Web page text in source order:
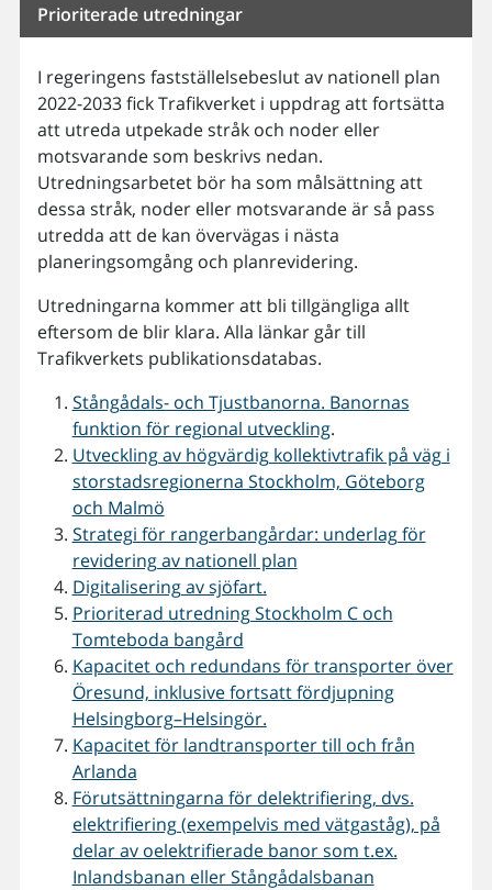
Prioriterade utredningar
I regeringens fastställelsebeslut av nationell plan
2022-2033 fick Trafikverket i uppdrag att fortsätta
att utreda utpekade stråk och noder eller
motsvarande som beskrivs nedan.
Utredningsarbetet bör ha som målsättning att
dessa stråk, noder eller motsvarande är så pass
utredda att de kan övervägas i nästa
planeringsomgång och planrevidering.
Utredningarna kommer att bli tillgängliga allt
eftersom de blir klara. Alla länkar går till
Trafikverkets publikationsdatabas.
Stångådals- och Tjustbanorna. Banornas
funktion för regional utveckling.
Utveckling av högvärdig kollektivtrafik på väg i
storstadsregionerna Stockholm, Göteborg
och Malmö
Strategi för rangerbangårdar: underlag för
revidering av nationell plan
Digitalisering av sjöfart.
Prioriterad utredning Stockholm C och
Tomteboda bangård
Kapacitet och redundans för transporter över
Öresund, inklusive fortsatt fördjupning
Helsingborg–Helsingör.
Kapacitet för landtransporter till och från
Arlanda
Förutsättningarna för delektrifiering, dvs.
elektrifiering (exempelvis med vätgaståg), på
delar av oelektrifierade banor som t.ex.
Inlandsbanan eller Stångådalsbanan